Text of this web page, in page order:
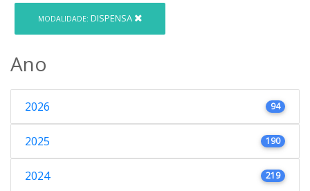
MODALIDADE: DISPENSA
Ano
2026 94
2025 190
2024 219